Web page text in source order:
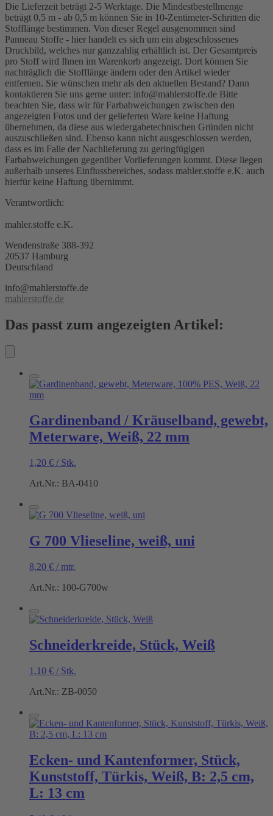
Die Lieferzeit beträgt 2-5 Werktage. Die Mindestbestellmenge
beträgt 0,5 m - ab 0,5 m können Sie in 10-Zentimeter-Schritten die
Stofflänge bestimmen. Von dieser Regel ausgenommen sind
Panneau Stoffe - hier handelt es sich um ein abgeschlossenes
Druckbild, welches nur ganzzahlig erhältlich ist. Der Gesamtpreis
pro Stoff wird Ihnen im Warenkorb angezeigt. Dort können Sie
nachträglich die Stofflänge ändern oder den Artikel wieder
entfernen. Sie wünschen mehr als den aktuellen Bestand? Dann
kontaktieren Sie uns gerne unter: info@mahlerstoffe.de Bitte
beachten Sie, dass wir für Farbabweichungen zwischen den
angezeigten Fotos und der gelieferten Ware keine Haftung
übernehmen, da diese aus wiedergabetechnischen Gründen nicht
auszuschließen sind. Ebenso kann nicht ausgeschlossen werden,
dass es im Falle der Nachlieferung zu geringfügigen
Farbabweichungen gegenüber Vorlieferungen kommt. Diese liegen
außerhalb unseres Einflussbereiches, sodass mahler.stoffe e.K. auch
hierfür keine Haftung übernimmt.
Verantwortlich:
mahler.stoffe e.K.
Wendenstraße 388-392
20537 Hamburg
Deutschland
info@mahlerstoffe.de
mahlerstoffe.de
Das passt zum angezeigten Artikel:
Gardinenband / Kräuselband, gewebt,
Meterware, Weiß, 22 mm
1,20 € / Stk.
Art.Nr.: BA-0410
G 700 Vlieseline, weiß, uni
8,20 € / mtr.
Art.Nr.: 100-G700w
Schneiderkreide, Stück, Weiß
1,10 € / Stk.
Art.Nr.: ZB-0050
Ecken- und Kantenformer, Stück,
Kunststoff, Türkis, Weiß, B: 2,5 cm,
L: 13 cm